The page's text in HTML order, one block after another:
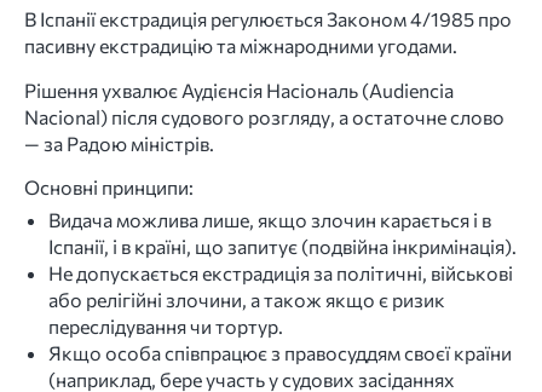
В Іспанії екстрадиція регулюється Законом 4/1985 про
пасивну екстрадицію та міжнародними угодами.
Рішення ухвалює Аудієнсія Насіональ (Audiencia
Nacional) після судового розгляду, а остаточне слово
— за Радою міністрів.
Основні принципи:
Видача можлива лише, якщо злочин карається і в
Іспанії, і в країні, що запитує (подвійна інкримінація).
Не допускається екстрадиція за політичні, військові
або релігійні злочини, а також якщо є ризик
переслідування чи тортур.
Якщо особа співпрацює з правосуддям своєї країни
(наприклад, бере участь у судових засіданнях